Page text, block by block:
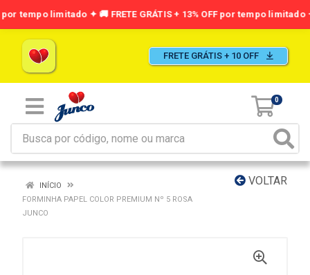
FRETE GRÁTIS + 10 OFF
0
VOLTAR
INÍCIO
FORMINHA PAPEL COLOR PREMIUM Nº 5 ROSA
JUNCO